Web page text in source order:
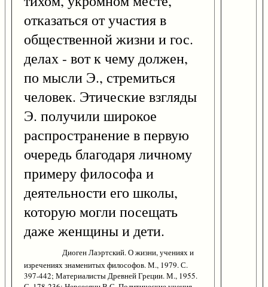
отказаться от участия в
общественной жизни и гос.
делах - вот к чему должен,
по мысли Э., стремиться
человек. Этические взгляды
Э. получили широкое
распространение в первую
очередь благодаря личному
примеру философа и
деятельности его школы,
которую могли посещать
даже женщины и дети.
Диоген Лаэртский. О жизни, учениях и
изречениях знаменитых философов. М., 1979. С.
397-442; Материалисты Древней Греции. М., 1955.